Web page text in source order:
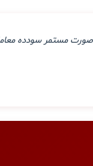
صورت مستمر سودده